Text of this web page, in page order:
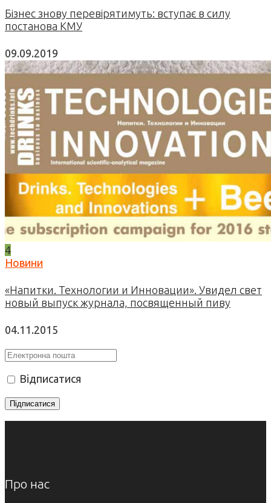
Бізнес знову перевірятимуть: вступає в силу
постанова КМУ
09.09.2019
4
Новини
«Напитки. Технологии и Инновации». Увидел свет
новый выпуск журнала, посвященный пиву
04.11.2015
Відписатися
Про нас